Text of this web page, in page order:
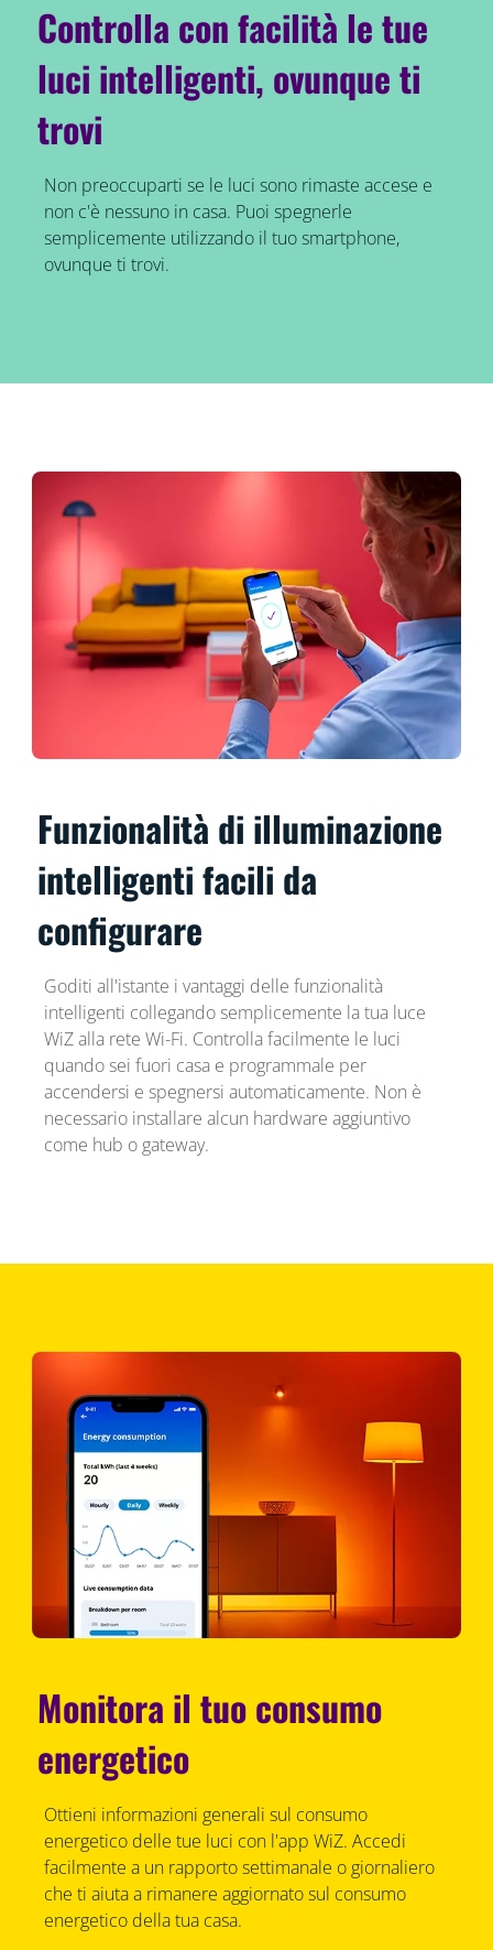
Controlla con facilità le tue
luci intelligenti, ovunque ti
trovi
Non preoccuparti se le luci sono rimaste accese e
non c'è nessuno in casa. Puoi spegnerle
semplicemente utilizzando il tuo smartphone,
ovunque ti trovi.
Funzionalità di illuminazione
intelligenti facili da
configurare
Goditi all'istante i vantaggi delle funzionalità
intelligenti collegando semplicemente la tua luce
WiZ alla rete Wi-Fi. Controlla facilmente le luci
quando sei fuori casa e programmale per
accendersi e spegnersi automaticamente. Non è
necessario installare alcun hardware aggiuntivo
come hub o gateway.
Monitora il tuo consumo
energetico
Ottieni informazioni generali sul consumo
energetico delle tue luci con l'app WiZ. Accedi
facilmente a un rapporto settimanale o giornaliero
che ti aiuta a rimanere aggiornato sul consumo
energetico della tua casa.